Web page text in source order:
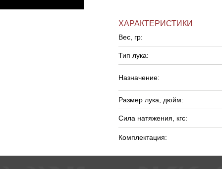
ХАРАКТЕРИСТИКИ
Вес, гр:
Тип лука:
Назначение:
Размер лука, дюйм:
Сила натяжения, кгс:
Комплектация: